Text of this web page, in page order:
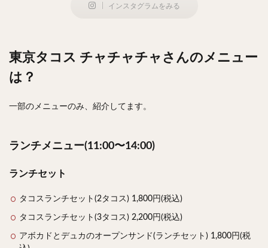
インスタグラムをみる
東京タコス チャチャチャさんのメニュー
は？
一部のメニューのみ、紹介してます。
ランチメニュー(11:00〜14:00)
ランチセット
タコスランチセット(2タコス) 1,800円(税込)
タコスランチセット(3タコス) 2,200円(税込)
アボカドとデュカのオープンサンド(ランチセット) 1,800円(税